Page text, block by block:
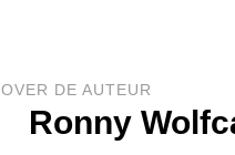
OVER DE AUTEUR
Ronny